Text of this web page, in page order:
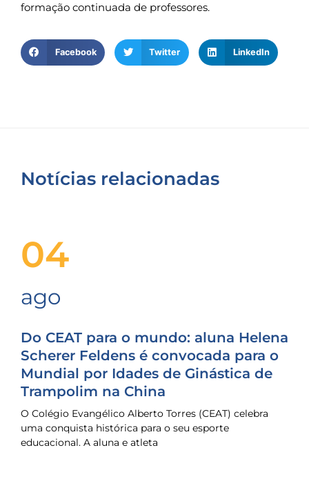
formação continuada de professores.
Facebook Twitter LinkedIn
Notícias relacionadas
04
ago
Do CEAT para o mundo: aluna Helena
Scherer Feldens é convocada para o
Mundial por Idades de Ginástica de
Trampolim na China
O Colégio Evangélico Alberto Torres (CEAT) celebra
uma conquista histórica para o seu esporte
educacional. A aluna e atleta